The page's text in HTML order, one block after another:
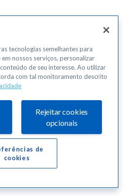
tecnologias semelhantes para
nossos serviços, personalizar
de seu interesse. Ao utilizar
com tal monitoramento descrito
Rejeitar cookies
opcionais
de
cookies